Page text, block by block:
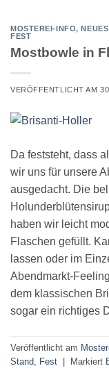
MOSTEREI-INFO,
FEST
Mostbowle in
VERÖFFENTLICHT AM
Da feststeht, dass
wir uns für unsere
ausgedacht. Die
haben wir leicht
Flaschen gefüllt.
lassen oder im
Abendmarkt-
dem klassischen
sogar ein richtiges
Veröffentlicht am
Stand, Fest
Markiert